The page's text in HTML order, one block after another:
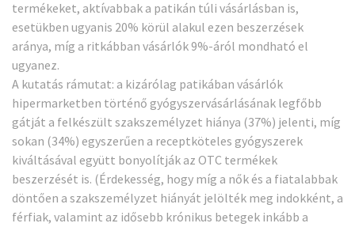
termékeket, aktívabbak a patikán túli vásárlásban is,
esetükben ugyanis 20% körül alakul ezen beszerzések
aránya, míg a ritkábban vásárlók 9%-áról mondható el
ugyanez.
A kutatás rámutat: a kizárólag patikában vásárlók
hipermarketben történő gyógyszervásárlásának legfőbb
gátját a felkészült szakszemélyzet hiánya (37%) jelenti, míg
sokan (34%) egyszerűen a receptköteles gyógyszerek
kiváltásával együtt bonyolítják az OTC termékek
beszerzését is. (Érdekesség, hogy míg a nők és a fiatalabbak
döntően a szakszemélyzet hiányát jelölték meg indokként, a
férfiak, valamint az idősebb krónikus betegek inkább a